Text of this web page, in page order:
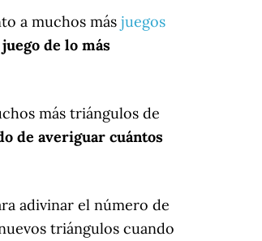
a muchos más juegos
de lo más
más triángulos de
de averiguar cuántos
adivinar el número de
triángulos cuando